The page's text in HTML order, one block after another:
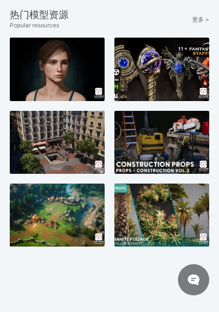
热门模型资源
Popular resources
更多 >